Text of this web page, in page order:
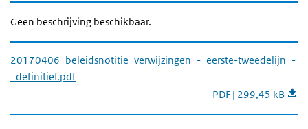
Geen beschrijving beschikbaar.
20170406_beleidsnotitie_verwijzingen_-_eerste-tweedelijn_-
_definitief.pdf
PDF | 299,45 kB